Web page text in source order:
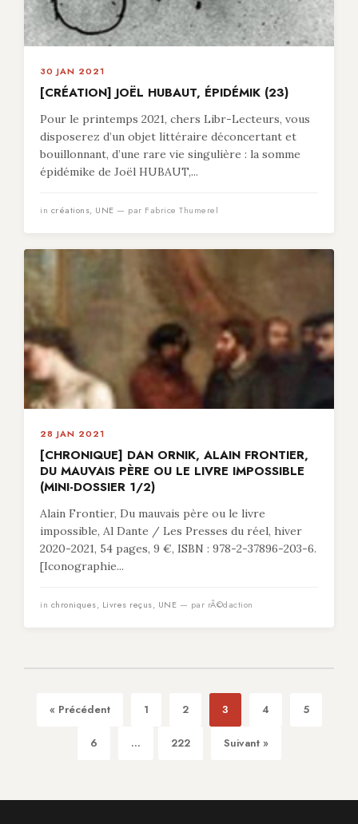
30 JAN 2021
[CRÉATION] JOËL HUBAUT, ÉPIDÉMIK (23)
Pour le printemps 2021, chers Libr-Lecteurs, vous
disposerez d’un objet littéraire déconcertant et
bouillonnant, d’une rare vie singulière : la somme
épidémike de Joël HUBAUT,...
in créations, UNE — par Fabrice Thumerel
28 JAN 2021
[CHRONIQUE] DAN ORNIK, ALAIN FRONTIER,
DU MAUVAIS PÈRE OU LE LIVRE IMPOSSIBLE
(MINI-DOSSIER 1/2)
Alain Frontier, Du mauvais père ou le livre
impossible, Al Dante / Les Presses du réel, hiver
2020-2021, 54 pages, 9 €, ISBN : 978-2-37896-203-6.
[Iconographie...
in chroniques, Livres reçus, UNE — par rÃ©daction
« Précédent 1 2 3 4 5
6 ... 222 Suivant »